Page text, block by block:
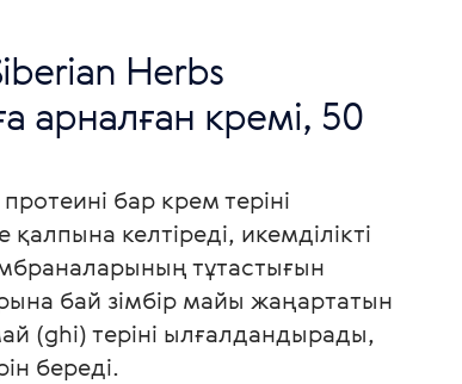
Herbs
арналған кремі, 50
бар крем теріні
келтіреді, икемділікті
тұтастығын
бай зімбір майы жаңартатын
(ghi) теріні ылғалдандырады,
береді.